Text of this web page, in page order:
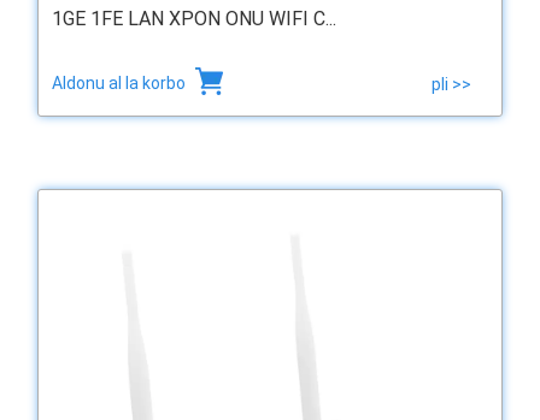
1GE 1FE LAN XPON ONU WIFI C...
Aldonu al la korbo pli >>